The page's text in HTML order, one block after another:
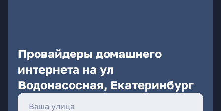
Провайдеры домашнего
интернета на ул
Водонасосная, Екатеринбург